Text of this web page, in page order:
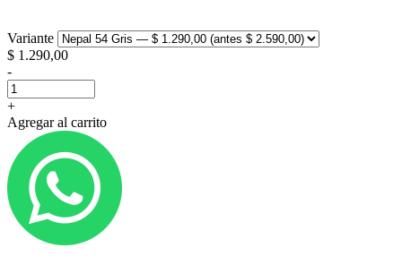
Variante
$ 1.290,00
-
+
Agregar al carrito